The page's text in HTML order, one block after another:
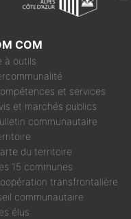
COM
à outils
et services
et marchés publics
communautaire
du territoire
15 communes
transfrontalière
communautaire
élus